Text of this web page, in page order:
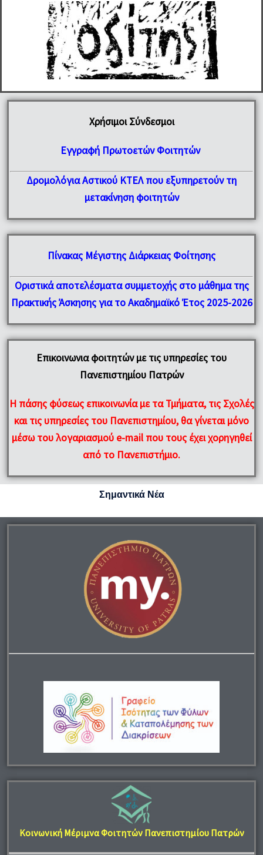
Χρήσιμοι Σύνδεσμοι
Εγγραφή Πρωτοετών Φοιτητών
Δρομολόγια Αστικού ΚΤΕΛ που εξυπηρετούν τη
μετακίνηση φοιτητών
Πίνακας Μέγιστης Διάρκειας Φοίτησης
Οριστικά αποτελέσματα συμμετοχής στο μάθημα της
Πρακτικής Άσκησης για το Ακαδημαϊκό Έτος 2025-2026
Επικοινωνια φοιτητών με τις υπηρεσίες του
Πανεπιστημίου Πατρών
H πάσης φύσεως επικοινωνία με ταΤμήματα, τις Σχολές
καιτις υπηρεσίες του Πανεπιστημίου, θα γίνεται μόνο
μέσω του λογαριασμού e-mail που τους έχει χορηγηθεί
από το Πανεπιστήμιο.
Σημαντικά Νέα
Κοινωνική Μέριμνα Φοιτητών Πανεπιστημίου Πατρών